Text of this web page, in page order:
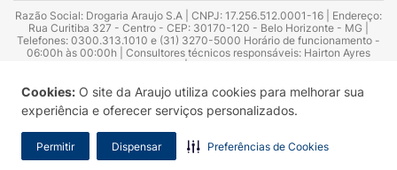
Cookies: O site da Araujo utiliza cookies para melhorar sua
experiência e oferecer serviços personalizados.
Permitir Dispensar Preferências de Cookies
Razão Social: Drogaria Araujo S.A | CNPJ: 17.256.512.0001-16 | Endereço:
Rua Curitiba 327 - Centro - CEP: 30170-120 - Belo Horizonte - MG |
Telefones: 0300.313.1010 e (31) 3270-5000 Horário de funcionamento -
06:00h às 00:00h | Consultores técnicos responsáveis: Hairton Ayres
Azevedo Guimarães – CRF 10.965 | Yasmin Silva Alvarenga – CRF 52.584 -
Sanitário: 2025020713 | Autorização de Funcionamento da Empresa (AFE):